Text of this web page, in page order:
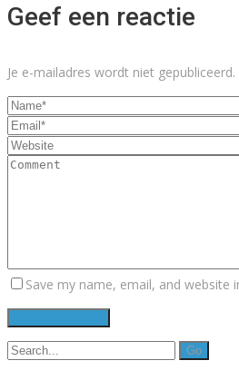
Geef een reactie
Je e-mailadres wordt niet gepubliceerd.
Save my name, email, and
Search